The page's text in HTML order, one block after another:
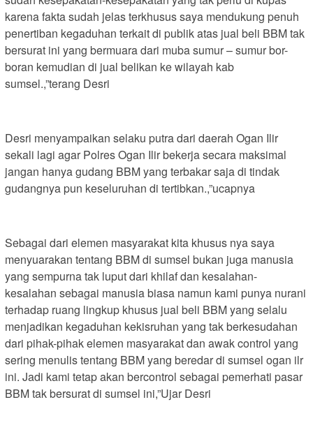
karena fakta sudah jelas terkhusus saya mendukung penuh
penertiban kegaduhan terkait di publik atas jual beli BBM tak
bersurat ini yang bermuara dari muba sumur – sumur bor-
boran kemudian di jual belikan ke wilayah kab
sumsel.,”terang Desri
Desri menyampaikan selaku putra dari daerah Ogan Ilir
sekali lagi agar Polres Ogan Ilir bekerja secara maksimal
jangan hanya gudang BBM yang terbakar saja di tindak
gudangnya pun keseluruhan di tertibkan.,”ucapnya
Sebagai dari elemen masyarakat kita khusus nya saya
menyuarakan tentang BBM di sumsel bukan juga manusia
yang sempurna tak luput dari khilaf dan kesalahan-
kesalahan sebagai manusia biasa namun kami punya nurani
terhadap ruang lingkup khusus jual beli BBM yang selalu
menjadikan kegaduhan kekisruhan yang tak berkesudahan
dari pihak-pihak elemen masyarakat dan awak control yang
sering menulis tentang BBM yang beredar di sumsel ogan ilr
ini. Jadi kami tetap akan bercontrol sebagai pemerhati pasar
BBM tak bersurat di sumsel ini,”Ujar Desri